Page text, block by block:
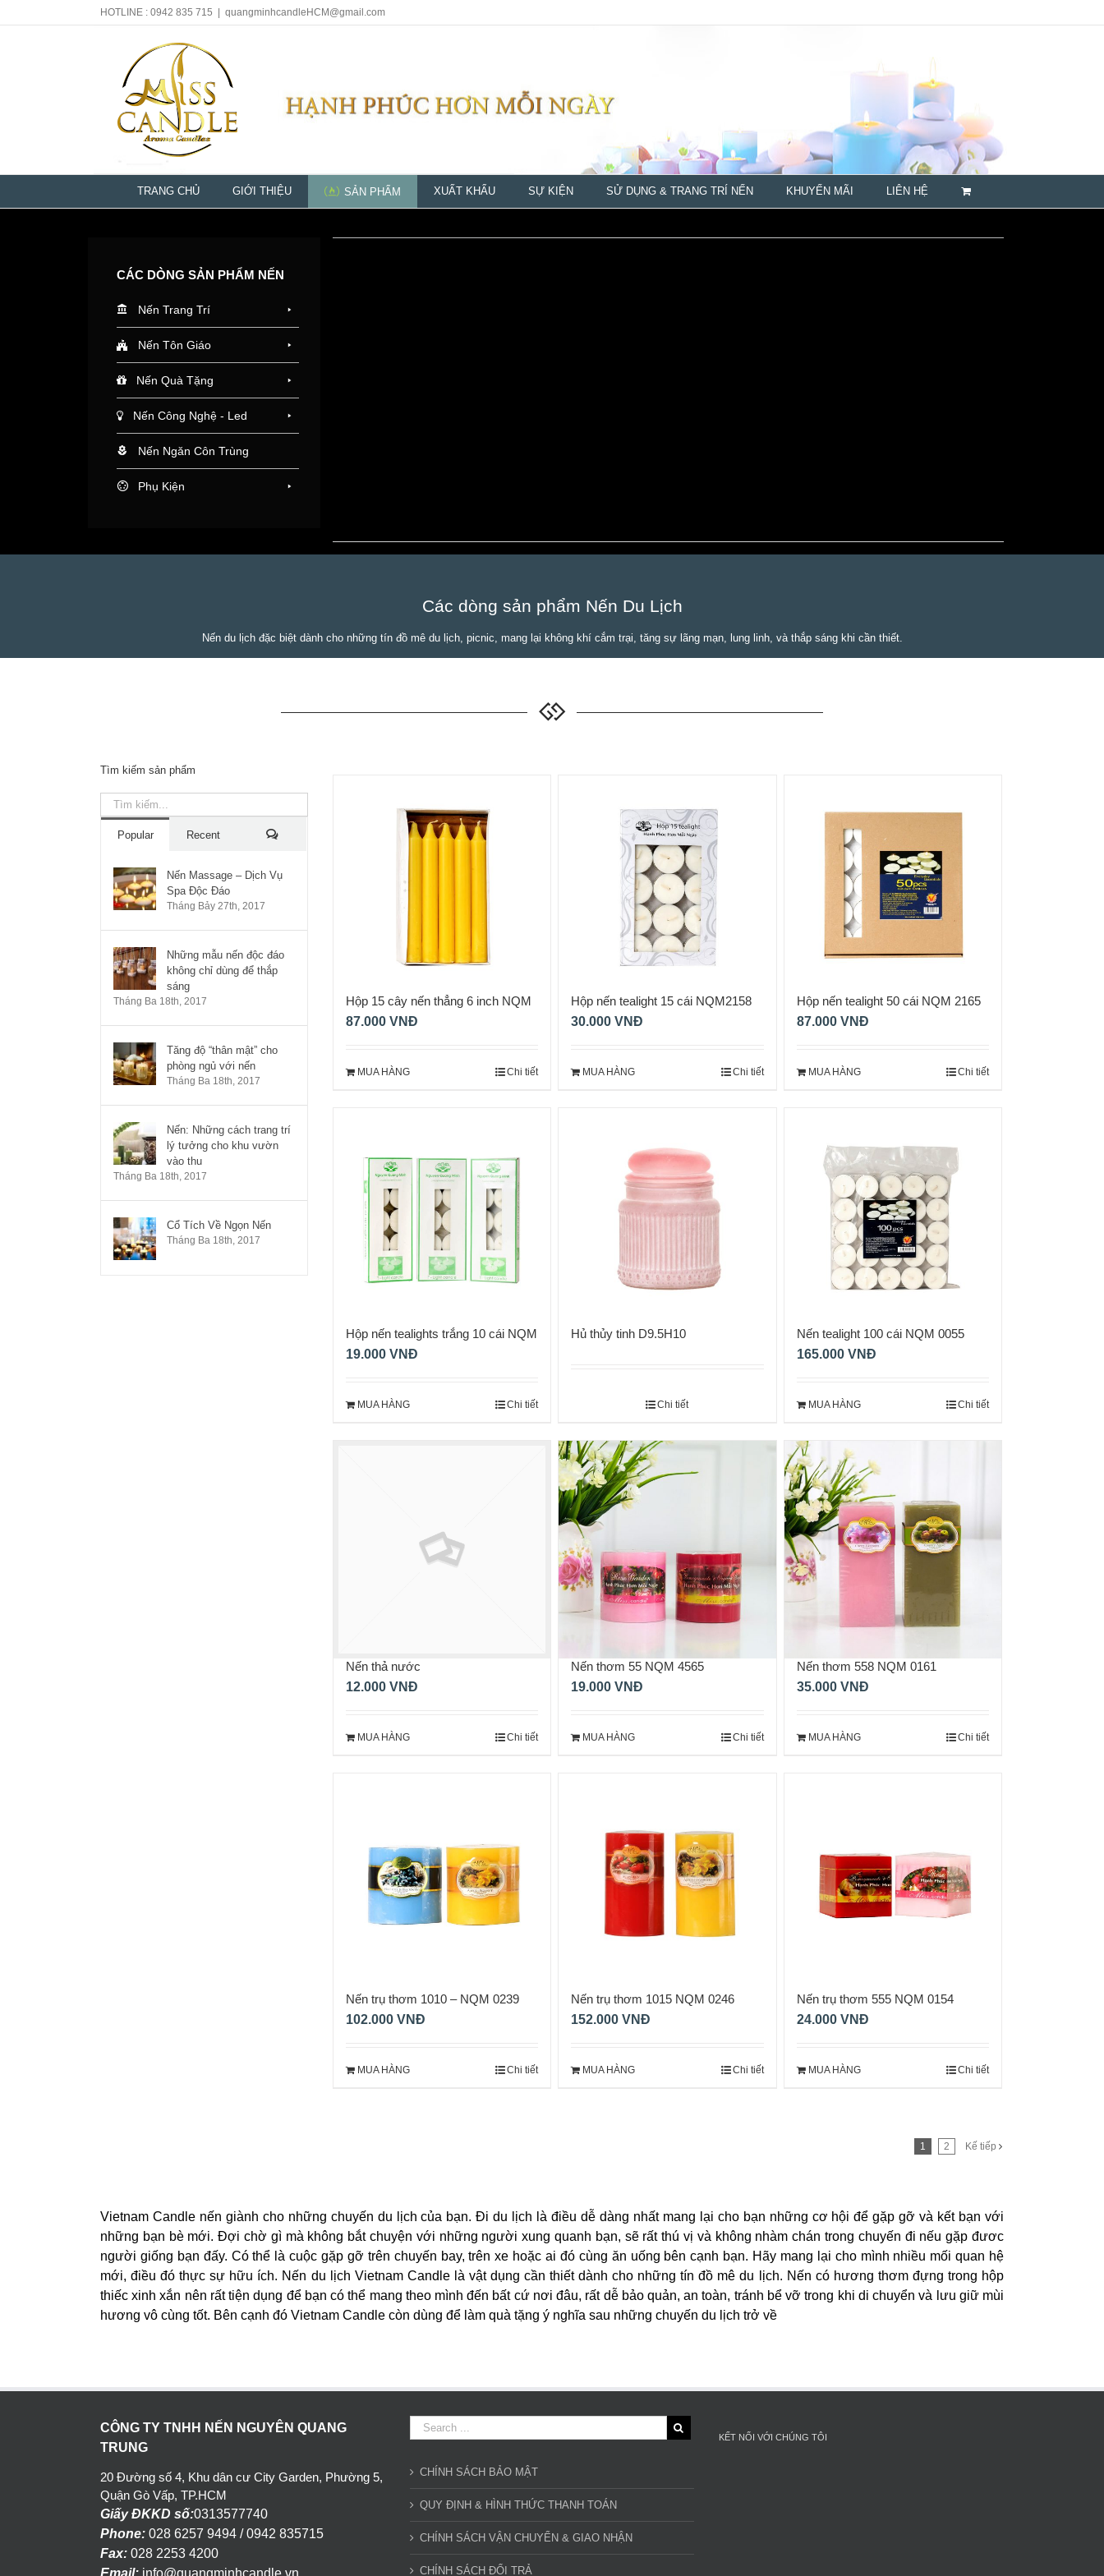
HOTLINE : 0942 835 715 quangminhcandleHCM@gmail.com
TRANG CHỦ GIỚI THIỆU SẢN PHẨM XUẤT KHẨU SỰ KIỆN SỬ DỤNG & TRANG TRÍ NẾN KHUYẾN MÃI LIÊN HỆ
CÁC DÒNG SẢN PHẨM NẾN
Nến Trang Trí
Nến Tôn Giáo
Nến Quà Tặng
Nến Công Nghệ - Led
Nến Ngăn Côn Trùng
Phụ Kiện
Các dòng sản phẩm Nến Du Lịch
Nến du lịch đặc biệt dành cho những tín đồ mê du lịch, picnic, mang lại không khí cắm trại, tăng sự lãng mạn, lung linh, và thắp sáng khi cần thiết.
Tìm kiếm sản phẩm
Popular Recent
luận
Nến Massage – Dịch Vụ
Spa Độc Đáo
Tháng Bảy 27th, 2017
Những mẫu nến độc đáo
không chỉ dùng để thắp
sáng
Tháng Ba 18th, 2017
Tăng độ “thân mật” cho
phòng ngủ với nến
Tháng Ba 18th, 2017
Nến: Những cách trang trí
lý tưởng cho khu vườn
vào thu
Tháng Ba 18th, 2017
Cổ Tích Về Ngọn Nến
Tháng Ba 18th, 2017
Hộp 15 cây nến thẳng 6 inch NQM
0017
87.000 VNĐ
MUA HÀNG Chi tiết
Hộp nến tealight 15 cái NQM2158
30.000VNĐ
MUA HÀNG Chi tiết
Hộp nến tealight 50 cái NQM 2165
87.000 VNĐ
MUA HÀNG Chi tiết
Hộp nến tealights trắng 10 cái NQM
2561
19.000 VNĐ
MUA HÀNG Chi tiết
Hủ thủy tinh D9.5H10
Chi tiết
Nến tealight 100 cái NQM 0055
165.000 VNĐ
MUA HÀNG Chi tiết
Nến thả nước
12.000 VNĐ
MUA HÀNG Chi tiết
Nến thơm 55 NQM 4565
19.000VNĐ
MUA HÀNG Chi tiết
Nến thơm 558 NQM 0161
35.000 VNĐ
MUA HÀNG Chi tiết
Nến trụ thơm 1010 – NQM 0239
102.000 VNĐ
MUA HÀNG Chi tiết
Nến trụ thơm 1015 NQM 0246
152.000VNĐ
MUA HÀNG Chi tiết
Nến trụ thơm 555 NQM 0154
24.000 VNĐ
MUA HÀNG Chi tiết
1 2 Kế tiếp
Vietnam Candle nến giành cho những chuyến du lịch của bạn. Đi du lịch là điều dễ dàng nhất mang lại cho bạn những cơ hội để gặp gỡ và kết bạn với
những bạn bè mới. Đợi chờ gì mà không bắt chuyện với những người xung quanh bạn, sẽ rất thú vị và không nhàm chán trong chuyến đi nếu gặp đươc
người giống bạn đấy. Có thể là cuộc gặp gỡ trên chuyến bay, trên xe hoặc ai đó cùng ăn uống bên cạnh bạn. Hãy mang lại cho mình nhiều mối quan hệ
mới, điều đó thực sự hữu ích. Nến du lịch Vietnam Candle là vật dụng cần thiết dành cho những tín đồ mê du lịch. Nến có hương thơm đựng trong hộp
thiếc xinh xắn nên rất tiện dụng để bạn có thể mang theo mình đến bất cứ nơi đâu, rất dễ bảo quản, an toàn, tránh bể vỡ trong khi di chuyển và lưu giữ mùi
hương vô cùng tốt. Bên cạnh đó Vietnam Candle còn dùng để làm quà tặng ý nghĩa sau những chuyến du lịch trở về
CÔNG TY TNHH NẾN NGUYÊN QUANG
TRUNG
20 Đường số 4, Khu dân cư City Garden, Phường 5,
Quận Gò Vấp, TP.HCM
Giấy ĐKKD số:0313577740
Phone: 028 6257 9494 / 0942 835715
Fax: 028 2253 4200
Email: info@quangminhcandle.vn
CHÍNH SÁCH BẢO MẬT
QUY ĐỊNH & HÌNH THỨC THANH TOÁN
CHÍNH SÁCH VẬN CHUYỂN & GIAO NHẬN
CHÍNH SÁCH ĐỔI TRẢ
KẾT NỐI VỚI CHÚNG TÔI